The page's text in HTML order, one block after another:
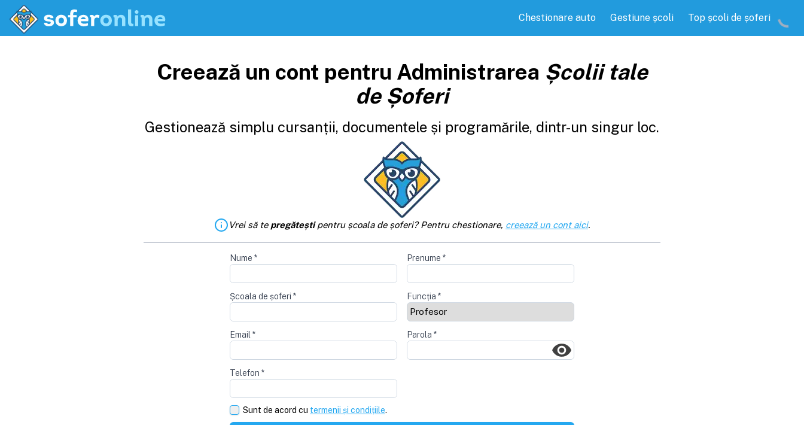
Chestionare auto Gestiune școli Top școli de șoferi
Creează un cont pentru Administrarea Școlii tale
de Șoferi
Gestionează simplu cursanții, documentele și programările, dintr-un singur loc.
Vrei să te pregăteștipentru școala de șoferi? Pentru chestionare, creează un cont aici.
Nume * Prenume *
Școala de șoferi * Funcția *
Email * Parola *
Telefon *
Sunt de acord cu termenii și condițiile.